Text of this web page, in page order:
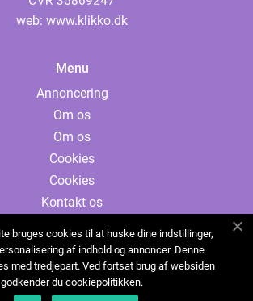
web: www.klikko.dk
Menu
Annoncering
Om os
Om os
Cookies
Cookies
Kontakt os
Sitemap
Sitemap
Annoncering
bruges cookies til at huske dine indstillinger,
af indhold og annoncer. Denne
med tredjepart. Ved fortsat brug af websiden
godkender du cookiepolitikken.